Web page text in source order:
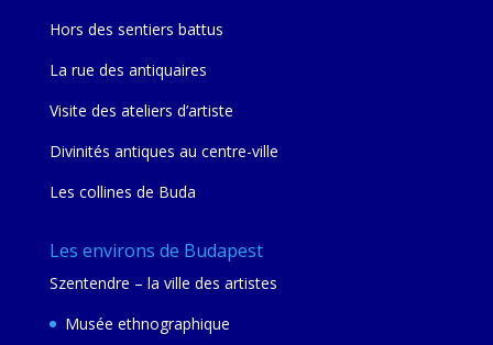
Hors des sentiers battus
La rue des antiquaires
Visite des ateliers d’artiste
Divinités antiques au centre-ville
Les collines de Buda
Les environs de Budapest
Szentendre – la ville des artistes
Musée ethnographique